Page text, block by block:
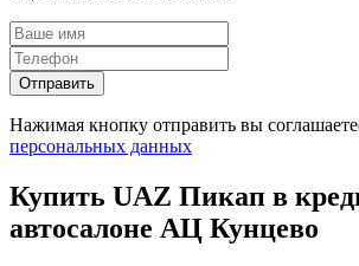
Отправить
Нажимая кнопку отправить вы
персональных данных
Купить UAZ Пикап в
автосалоне АЦ Кунцево